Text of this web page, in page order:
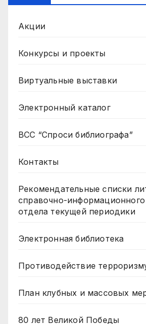
Акции
Конкурсы и проекты
Виртуальные выставки
Электронный каталог
ВСС “Спроси библиографа”
Контакты
Рекомендательные списки
справочно-
отдела текущей периодики
Электронная библиотека
Противодействие
План клубных и массовых
80 лет Великой Победы